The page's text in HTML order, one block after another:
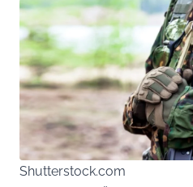
Shutterstock.com